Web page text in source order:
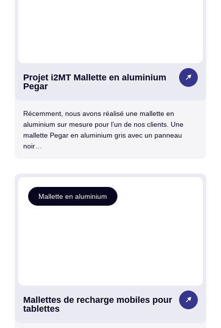
Projet i2MT Mallette en aluminium
Pegar
Récemment, nous avons réalisé une mallette en
aluminium sur mesure pour l’un de nos clients. Une
mallette Pegar en aluminium gris avec un panneau
noir…
Mallette en aluminium
Mallettes de recharge mobiles pour
tablettes